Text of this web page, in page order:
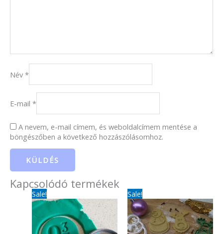
Név *
E-mail *
A nevem, e-mail címem, és weboldalcímem mentése a
böngészőben a következő hozzászólásomhoz.
Kapcsolódó termékek
Sale!
price
1
290Ft.
price
is:
990Ft.
Sale!
price
was:
5
160Ft.
price
is:
4
500Ft.